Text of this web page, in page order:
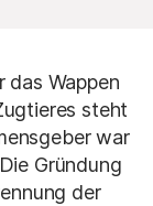
das Wappen
steht
war
Gründung
der